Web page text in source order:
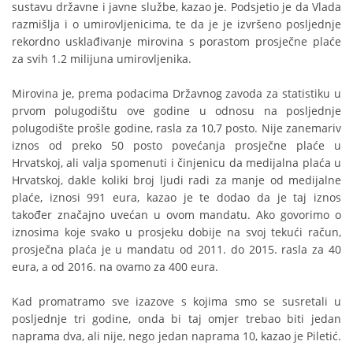
sustavu državne i javne službe, kazao je. Podsjetio je da Vlada
razmišlja i o umirovljenicima, te da je je izvršeno posljednje
rekordno usklađivanje mirovina s porastom prosječne plaće
za svih 1.2 milijuna umirovljenika.
Mirovina je, prema podacima Državnog zavoda za statistiku u
prvom polugodištu ove godine u odnosu na posljednje
polugodište prošle godine, rasla za 10,7 posto. Nije zanemariv
iznos od preko 50 posto povećanja prosječne plaće u
Hrvatskoj, ali valja spomenuti i činjenicu da medijalna plaća u
Hrvatskoj, dakle koliki broj ljudi radi za manje od medijalne
plaće, iznosi 991 eura, kazao je te dodao da je taj iznos
također značajno uvećan u ovom mandatu. Ako govorimo o
iznosima koje svako u prosjeku dobije na svoj tekući račun,
prosječna plaća je u mandatu od 2011. do 2015. rasla za 40
eura, a od 2016. na ovamo za 400 eura.
Kad promatramo sve izazove s kojima smo se susretali u
posljednje tri godine, onda bi taj omjer trebao biti jedan
naprama dva, ali nije, nego jedan naprama 10, kazao je Piletić.